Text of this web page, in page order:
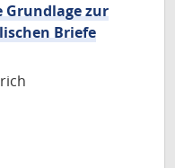
Grundlage zur
Briefe